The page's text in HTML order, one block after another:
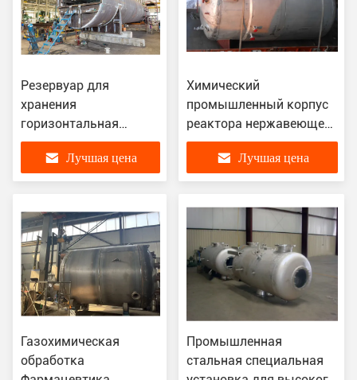
Резервуар для
хранения
горизонтальная
емкость под
давлением РГПЗ
Лучшая цена
Химический
промышленный корпус
реактора нержавеющей
стали для смешивая
смолы
Лучшая цена
Газохимическая
обработка
Промышленная
стальная специальная